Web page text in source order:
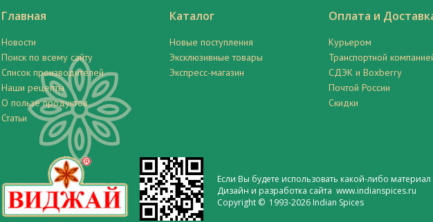
Главная
Новости
Поиск по всему сайту
Список производителей
Наши рецепты
О пользе продуктов
Статьи
Каталог
Новые поступления
Эксклюзивные товары
Экспресс-магазин
Оплата и
Курьером
Транспортной
СДЭК и Boxberry
Почтой России
Скидки
Если Вы будете использовать какой-либо
Дизайн и разработка сайта www.indianspices.ru
Copyright © 1993-2026 Indian Spices